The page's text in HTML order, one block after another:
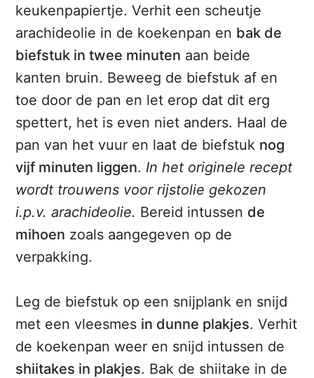
keukenpapiertje. Verhit een scheutje
arachideolie in de koekenpan en bak de
biefstuk in twee minuten aan beide
kanten bruin. Beweeg de biefstuk af en
toe door de pan en let erop dat dit erg
spettert, het is even niet anders. Haal de
pan van het vuur en laat de biefstuk nog
vijf minuten liggen. In het originele recept
wordt trouwens voor rijstolie gekozen
i.p.v. arachideolie. Bereid intussen de
mihoen zoals aangegeven op de
verpakking.
Leg de biefstuk op een snijplank en snijd
met een vleesmes in dunne plakjes. Verhit
de koekenpan weer en snijd intussen de
shiitakes in plakjes. Bak de shiitake in de